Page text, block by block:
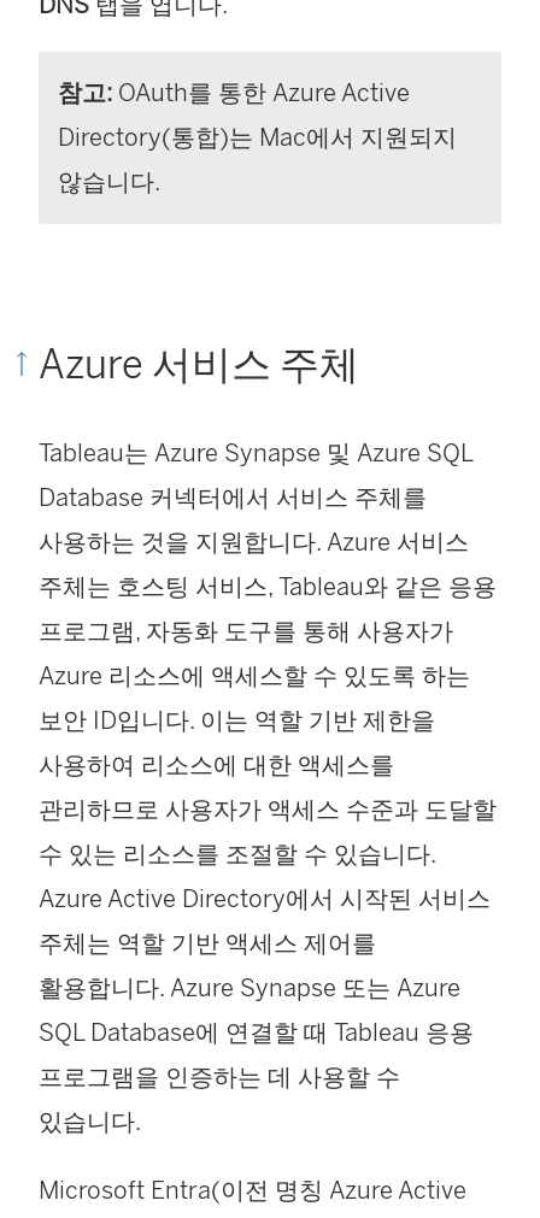
참고: OAuth를 통한 Azure Active
Directory(통합)는 Mac에서 지원되지
않습니다.
Azure 서비스 주체
Tableau는 Azure Synapse 및 Azure SQL
Database 커넥터에서 서비스 주체를
사용하는 것을 지원합니다. Azure 서비스
주체는 호스팅 서비스, Tableau와 같은 응용
프로그램, 자동화 도구를 통해 사용자가
Azure 리소스에 액세스할 수 있도록 하는
보안 ID입니다. 이는 역할 기반 제한을
사용하여 리소스에 대한 액세스를
관리하므로 사용자가 액세스 수준과 도달할
수 있는 리소스를 조절할 수 있습니다.
Azure Active Directory에서 시작된 서비스
주체는 역할 기반 액세스 제어를
활용합니다. Azure Synapse 또는 Azure
SQL Database에 연결할 때 Tableau 응용
프로그램을 인증하는 데 사용할 수
있습니다.
Microsoft Entra(이전 명칭 Azure Active